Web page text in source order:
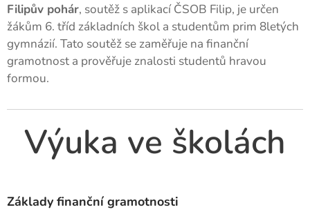
Filipův pohár, soutěž s aplikací ČSOB Filip, je určen
žákům 6. tříd základních škol a studentům prim 8letých
gymnázií. Tato soutěž se zaměřuje na finanční
gramotnost a prověřuje znalosti studentů hravou
formou.
Výuka ve školách
Základy finanční gramotnosti